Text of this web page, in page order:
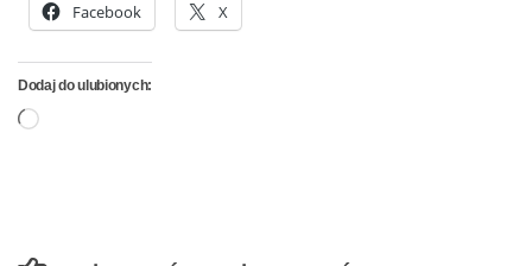
Facebook X
Dodaj do ulubionych:
Wczytywanie…